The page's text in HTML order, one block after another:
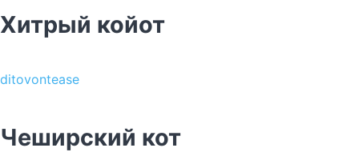
Хитрый койот
ditovontease
Чеширский кот